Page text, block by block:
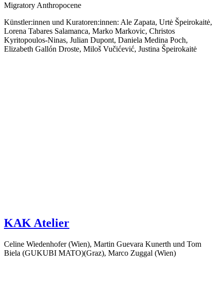
Migratory Anthropocene
Künstler:innen und Kuratoren:innen: Ale Zapata, Urtė Špeirokaitė,
Lorena Tabares Salamanca, Marko Markovic, Christos
Kyritopoulos-Ninas, Julian Dupont, Daniela Medina Poch,
Elizabeth Gallón Droste, Miloš Vučićević, Justina Špeirokaitė
KAK Atelier
Celine Wiedenhofer (Wien), Martin Guevara Kunerth und Tom
Biela (GUKUBI MATO)(Graz), Marco Zuggal (Wien)